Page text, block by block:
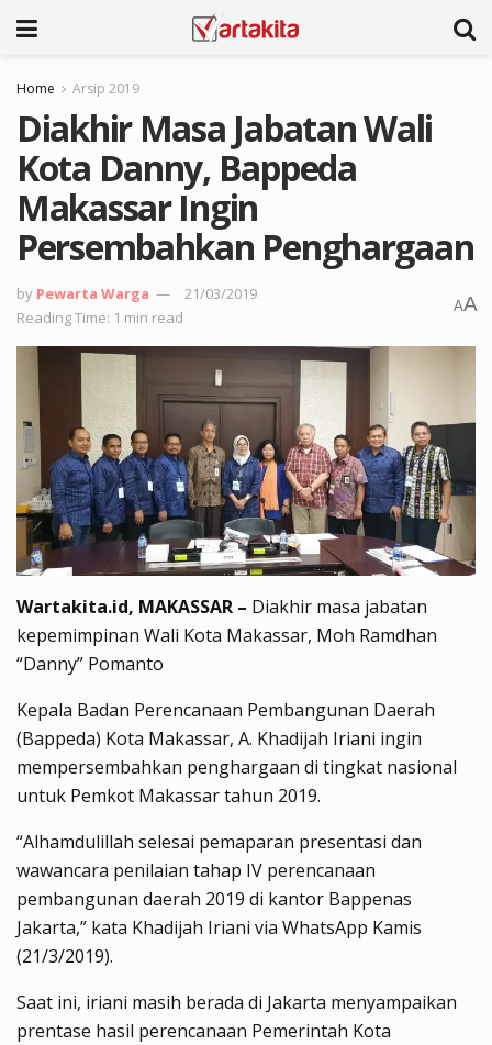
Home Arsip 2019
Diakhir Masa Jabatan Wali
Kota Danny, Bappeda
Makassar Ingin
Persembahkan Penghargaan
by Pewarta Warga
21/03/2019
Reading Time: 1 min read
AA
Wartakita.id, MAKASSAR – Diakhir masa jabatan
kepemimpinan Wali Kota Makassar, Moh Ramdhan
“Danny” Pomanto
Kepala Badan Perencanaan Pembangunan Daerah
(Bappeda) Kota Makassar, A. Khadijah Iriani ingin
mempersembahkan penghargaan di tingkat nasional
untuk Pemkot Makassar tahun 2019.
“Alhamdulillah selesai pemaparan presentasi dan
wawancara penilaian tahap IV perencanaan
pembangunan daerah 2019 di kantor Bappenas
Jakarta,” kata Khadijah Iriani via WhatsApp Kamis
(21/3/2019).
Saat ini, iriani masih berada di Jakarta menyampaikan
prentase hasil perencanaan Pemerintah Kota